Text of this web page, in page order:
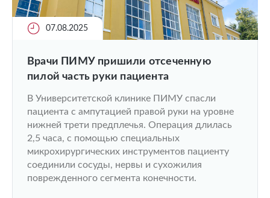
07.08.2025
Врачи ПИМУ пришили отсеченную
пилой часть руки пациента
В Университетской клинике ПИМУ спасли
пациента с ампутацией правой руки на уровне
нижней трети предплечья. Операция длилась
2,5 часа, с помощью специальных
микрохирургических инструментов пациенту
соединили сосуды, нервы и сухожилия
поврежденного сегмента конечности.